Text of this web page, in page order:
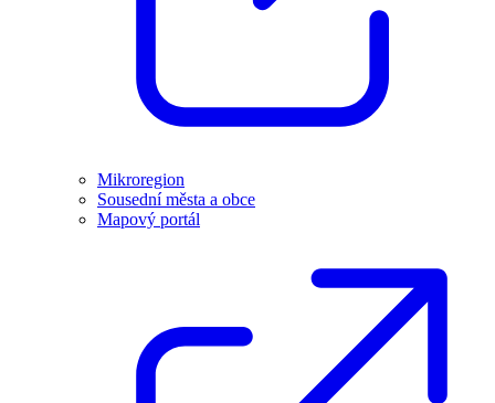
Mikroregion
Sousední města a obce
Mapový portál